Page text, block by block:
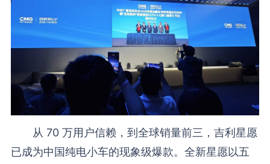
从 70 万用户信赖，到全球销量前三，吉利星愿
已成为中国纯电小车的现象级爆款。全新星愿以五